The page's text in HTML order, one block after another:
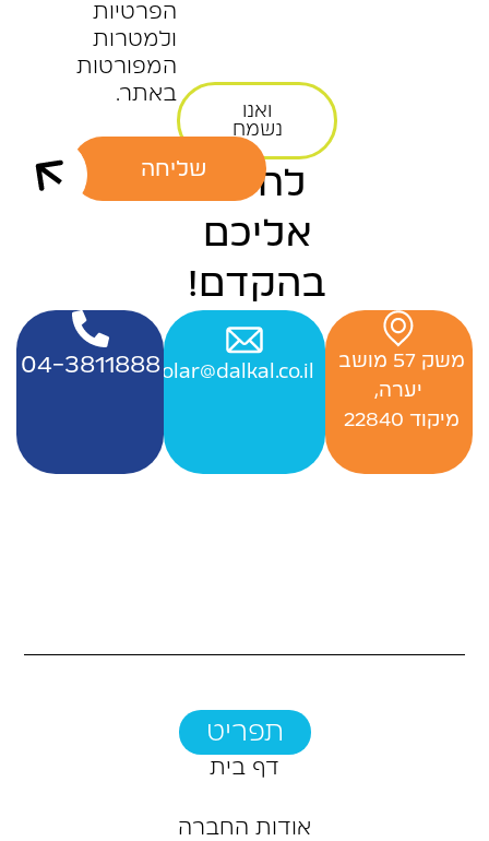
ואנו
נשמח
לחזור
אליכם
בהקדם!
הפרטיות
ולמטרות
המפורטות
באתר.
שליחה
‬משק‭ ‬57‭ ‬מושב‭ ‬
יערה,
‬מיקוד 22840 ‭
Officesolar@dalkal.co.il
04-3811888
תפריט
דף בית
אודות החברה